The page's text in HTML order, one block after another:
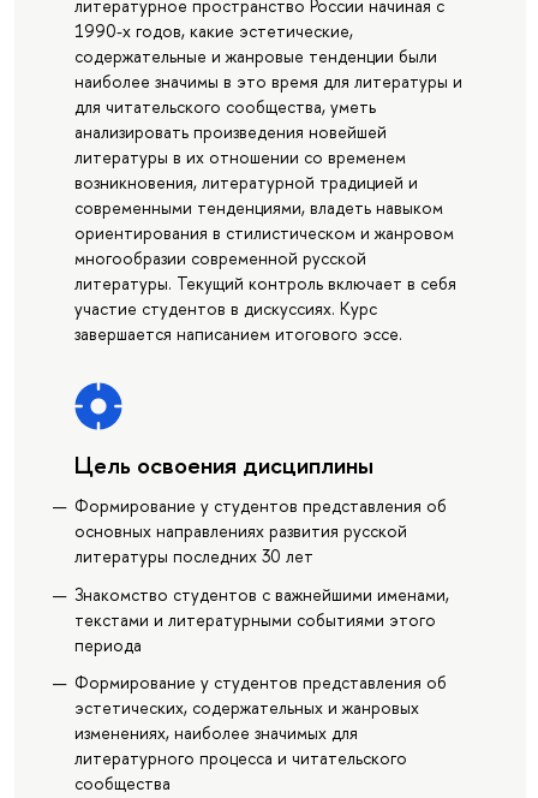
литературное пространство России начиная с
1990-х годов, какие эстетические,
содержательные и жанровые тенденции были
наиболее значимы в это время для литературы и
для читательского сообщества, уметь
анализировать произведения новейшей
литературы в их отношении со временем
возникновения, литературной традицией и
современными тенденциями, владеть навыком
ориентирования в стилистическом и жанровом
многообразии современной русской
литературы. Текущий контроль включает в себя
участие студентов в дискуссиях. Курс
завершается написанием итогового эссе.
Цель освоения дисциплины
Формирование у студентов представления об
основных направлениях развития русской
литературы последних 30 лет
Знакомство студентов с важнейшими именами,
текстами и литературными событиями этого
периода
Формирование у студентов представления об
эстетических, содержательных и жанровых
изменениях, наиболее значимых для
литературного процесса и читательского
сообщества